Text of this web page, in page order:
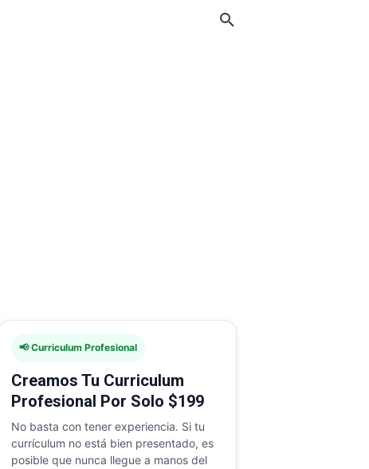
📢 Curriculum Profesional
Creamos Tu Curriculum
Profesional Por Solo $199
No basta con tener experiencia. Si tu
currículum no está bien presentado, es
posible que nunca llegue a manos del